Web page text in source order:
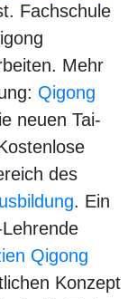
Fachschule
Mehr
Qigong
neuen Tai-
des
. Ein
Qigong
Konzept